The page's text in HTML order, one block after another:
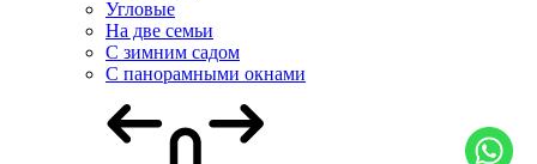
Угловые
На две семьи
С зимним садом
С панорамными окнами